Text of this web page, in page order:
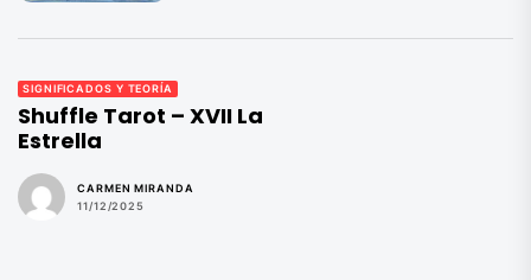
SIGNIFICADOS Y TEORÍA
Shuffle Tarot – XVII La
Estrella
CARMEN MIRANDA
11/12/2025